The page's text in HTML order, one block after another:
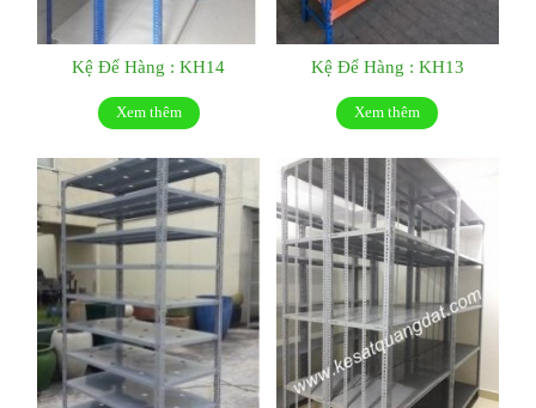
Kệ Để Hàng : KH14
Xem thêm
Kệ Để Hàng : KH13
Xem thêm